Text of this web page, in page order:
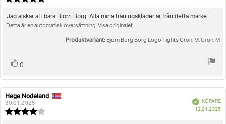
utav
Recensionstext:
Jag älskar att bära Björn Borg. Alla mina träningskläder är från detta märke
Detta är en automatisk översättning. Visa originalet.
Produktvariant: Björn Borg Borg Logo Tights Grön, M, Grön, M
Rösta
0
Recensionsförfattare:
Hege Nodeland
30.01.2025
BekräftadKÖPARE
12.01.2025